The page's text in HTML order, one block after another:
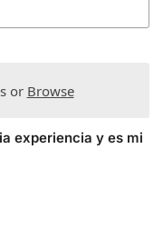
or Browse
experiencia y es mi